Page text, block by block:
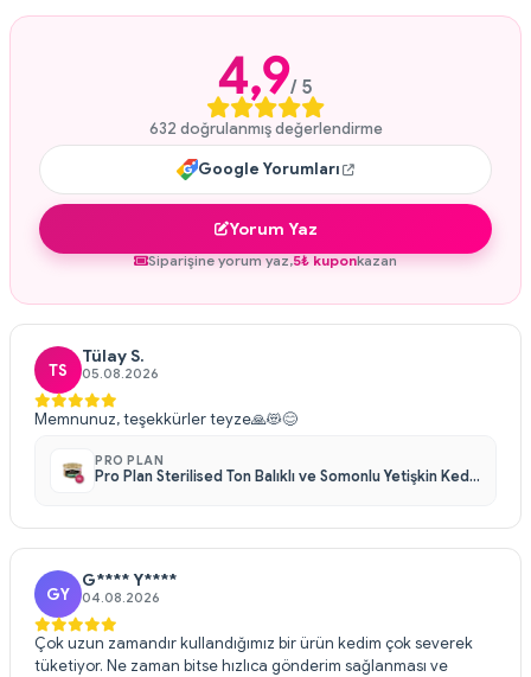
4,9/ 5
632 doğrulanmış değerlendirme
Google Yorumları
Yorum Yaz
Siparişine yorum yaz,5₺ kuponkazan
TS
Tülay S.
05.08.2026
Memnunuz, teşekkürler teyze🙏😻😊
PRO PLAN
Pro Plan Sterilised Ton Balıklı ve Somonlu Yetişkin Kedi Konservesi 85 gr X 24 Adet
GY
G**** Y****
04.08.2026
Çok uzun zamandır kullandığımız bir ürün kedim çok severek
tüketiyor. Ne zaman bitse hızlıca gönderim sağlanması ve